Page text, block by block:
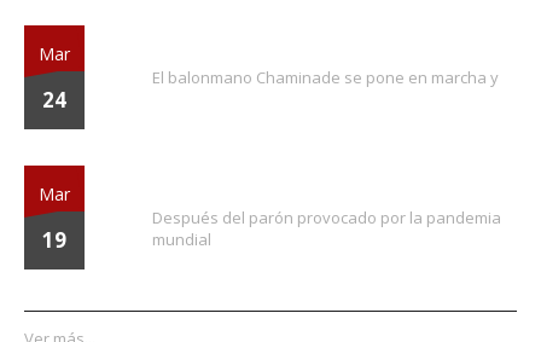
Mar
24
El balonmano Chaminade se pone en marcha y
Mar
19
Después del parón provocado por la pandemia
mundial